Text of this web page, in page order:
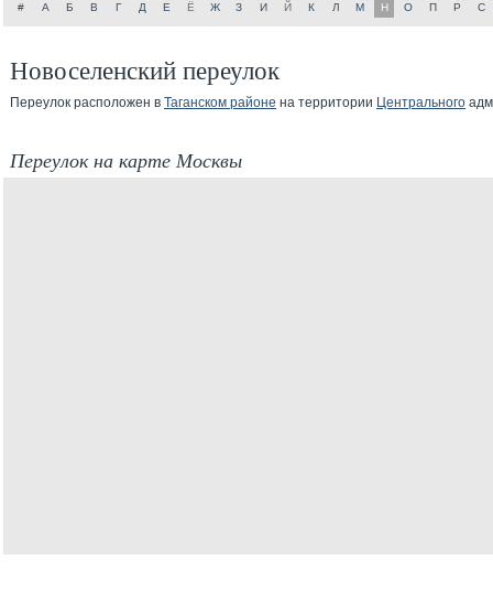
# А Б В Г Д Е Ё Ж З И Й К Л М Н О П Р С
Новоселенский переулок
Переулок расположен в Таганском районе на территории Центрального
Переулок на карте Москвы